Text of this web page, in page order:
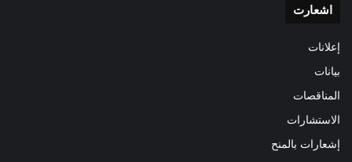
اشعارت
إعلانات
بيانات
المناقصات
الاستشارات
إشعارات بالمنح